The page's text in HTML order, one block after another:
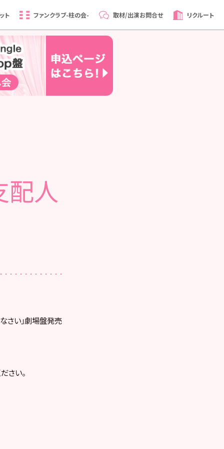
ト ファンクラブ-柱の会- 取材/出演お問合せ リクルート
配人
さい」劇場盤発売
さい。